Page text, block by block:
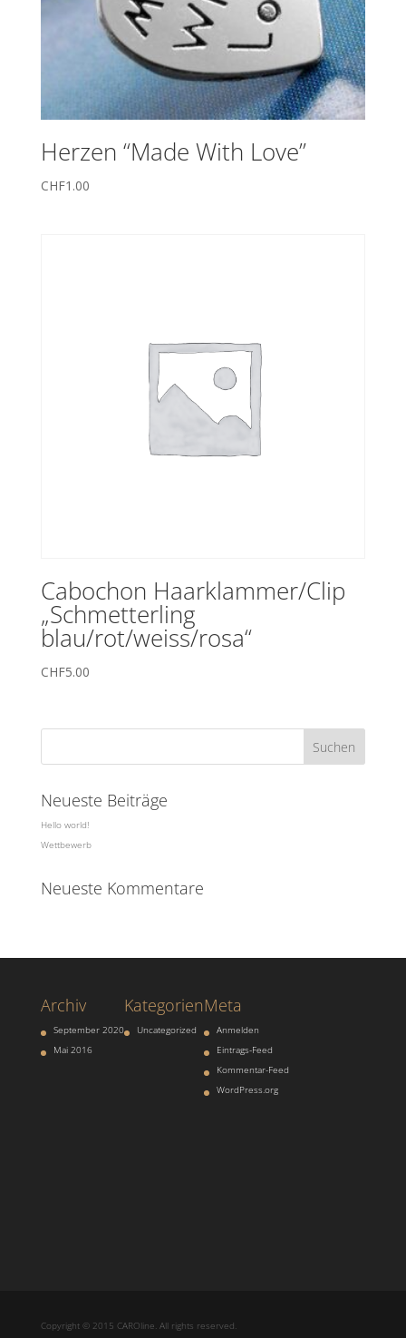
Herzen “Made With Love”
CHF1.00
Cabochon Haarklammer/Clip
„Schmetterling
blau/rot/weiss/rosa“
CHF5.00
Neueste Beiträge
Hello world!
Wettbewerb
Neueste Kommentare
Archiv
September 2020
Mai 2016
Kategorien
Uncategorized
Meta
Anmelden
Eintrags-Feed
Kommentar-Feed
WordPress.org
Copyright © 2015 CAROline. All rights reserved.